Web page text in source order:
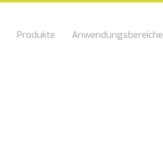
Produkte Anwendungsbereiche